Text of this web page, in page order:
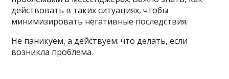
действовать в таких ситуациях, чтобы
минимизировать негативные последствия.
Не паникуем, а действуем: что делать, если
возникла проблема.